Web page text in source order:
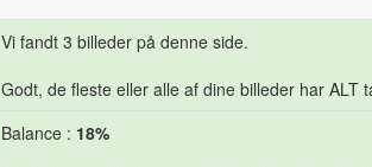
Vi fandt 3 billeder på denne side.
Godt, de fleste eller alle af dine billeder har ALT
Balance : 18%